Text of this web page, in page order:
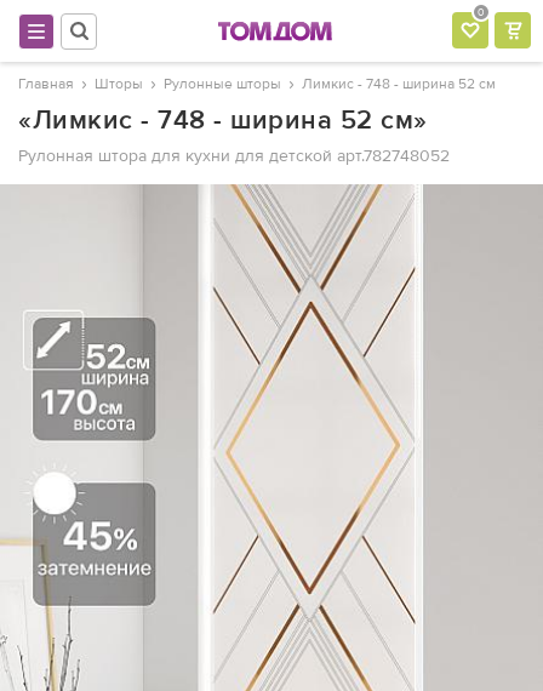
0
Главная Шторы Рулонные шторы Лимкис - 748 - ширина 52 см
«Лимкис - 748 - ширина 52 см»
Рулонная штора для кухни для детской арт.782748052